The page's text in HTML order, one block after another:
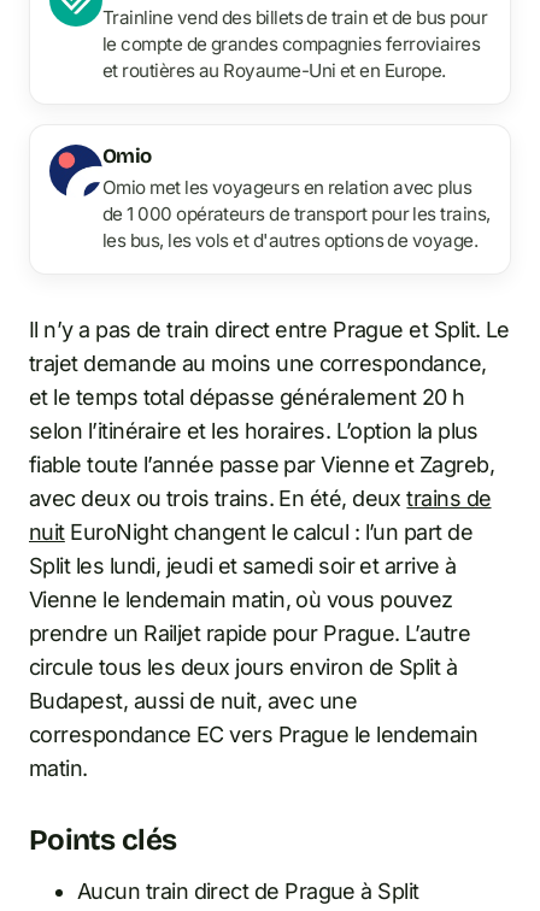
Trainline vend des billets de train et de bus pour
le compte de grandes compagnies ferroviaires
et routières au Royaume-Uni et en Europe.
Omio
Omio met les voyageurs en relation avec plus
de 1 000 opérateurs de transport pour les trains,
les bus, les vols et d'autres options de voyage.
Il n’y a pas de train direct entre Prague et Split. Le
trajet demande au moins une correspondance,
et le temps total dépasse généralement 20 h
selon l’itinéraire et les horaires. L’option la plus
fiable toute l’année passe par Vienne et Zagreb,
avec deux ou trois trains. En été, deuxtrains de
nuitEuroNight changent le calcul : l’un part de
Split les lundi, jeudi et samedi soir et arrive à
Vienne le lendemain matin, où vous pouvez
prendre un Railjet rapide pour Prague. L’autre
circule tous les deux jours environ de Split à
Budapest, aussi de nuit, avec une
correspondance EC vers Prague le lendemain
matin.
Points clés
Aucun train direct de Prague à Split